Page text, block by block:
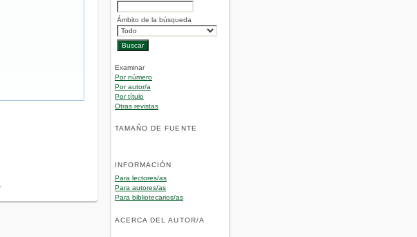
Ámbito de la búsqueda
Examinar
Por número
Por autor/a
Por título
Otras revistas
TAMAÑO DE FUENTE
INFORMACIÓN
Para lectores/as
Para autores/as
Para bibliotecarios/as
ACERCA DEL AUTOR/A